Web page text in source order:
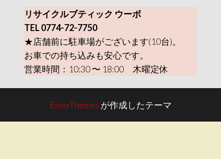
リサイクルブティック ウーボ
TEL 0774-72-7750
★店舗前に駐車場がございます(10台)。
お車での持ち込みも安心です。
営業時間：10:30 〜 18:00 木曜定休
EnvoThemes が作成したテーマ